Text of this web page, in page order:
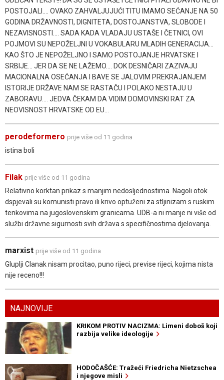
POSTOJALI.... OVAKO ZAHVALJUJUĆI TITU IMAMO SEĆANJE NA 50
GODINA DRŽAVNOSTI, DIGNITETA, DOSTOJANSTVA, SLOBODE I
NEZAVISNOSTI.... SADA KADA VLADAJU USTAŠE I ČETNICI, OVI
POJMOVI SU NEPOŽELJNI U VOKABULARU MLADIH GENERACIJA...
KAO ŠTO JE NEPOŽELJNO I SAMO POSTOJANJE HRVATSKE I
SRBIJE... JER DA SE NE LAŽEMO.... DOK DESNIČARI ZAZIVAJU
MACIONALNA OSEĆANJA I BAVE SE JALOVIM PREKRAJANJEM
ISTORIJE DRŽAVE NAM SE RASTAČU I POLAKO NESTAJU U
ZABORAVU.... JEDVA ČEKAM DA VIDIM DOMOVINSKI RAT ZA
NEOVISNOST HRVATSKE OD EU...
perodeformero prije više od 11 godina
istina boli
Filak prije više od 11 godina
Relativno korktan prikaz s manjim nedosljednostima. Nagoli otok
dspjevali su komunisti pravo ili krivo optuženi za stljinizam s ruskim
tenkovima na jugoslovenskim granicama. UDB-a ni manje ni više od
službi državne sigurnosti svih država s specifičnostima djelovanja.
marxist prije više od 11 godina
Gluplji Clanak nisam procitao, puno rijeci, previse rijeci, kojima nista
nije receno!!!
NAJNOVIJE
KRIKOM PROTIV NACIZMA: Limeni doboš koji
razbija velike ideologije
HODOČAŠĆE: Tražeći Friedricha Nietzschea
i njegove misli